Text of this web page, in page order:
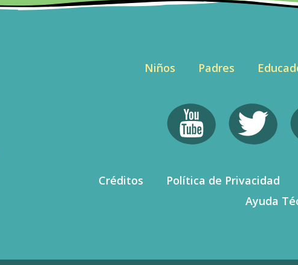
Niños Padres
Créditos Política de Privacidad
Ayuda